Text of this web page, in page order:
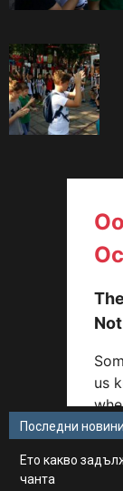
Последни новини
Ето какво
чанта